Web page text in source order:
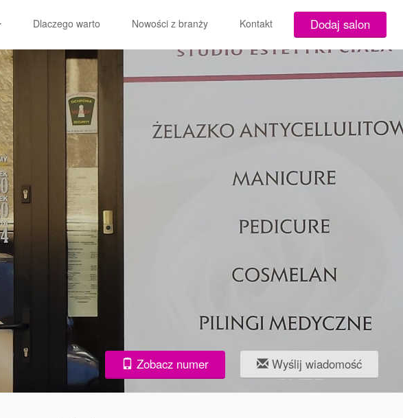
Dlaczego warto Nowości z branży Kontakt Dodaj salon
Zobacz numer Wyślij wiadomość